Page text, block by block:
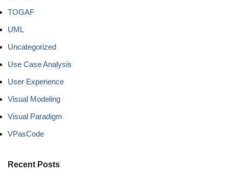
TOGAF
UML
Uncategorized
Use Case Analysis
User Experience
Visual Modeling
Visual Paradigm
VPasCode
Recent Posts